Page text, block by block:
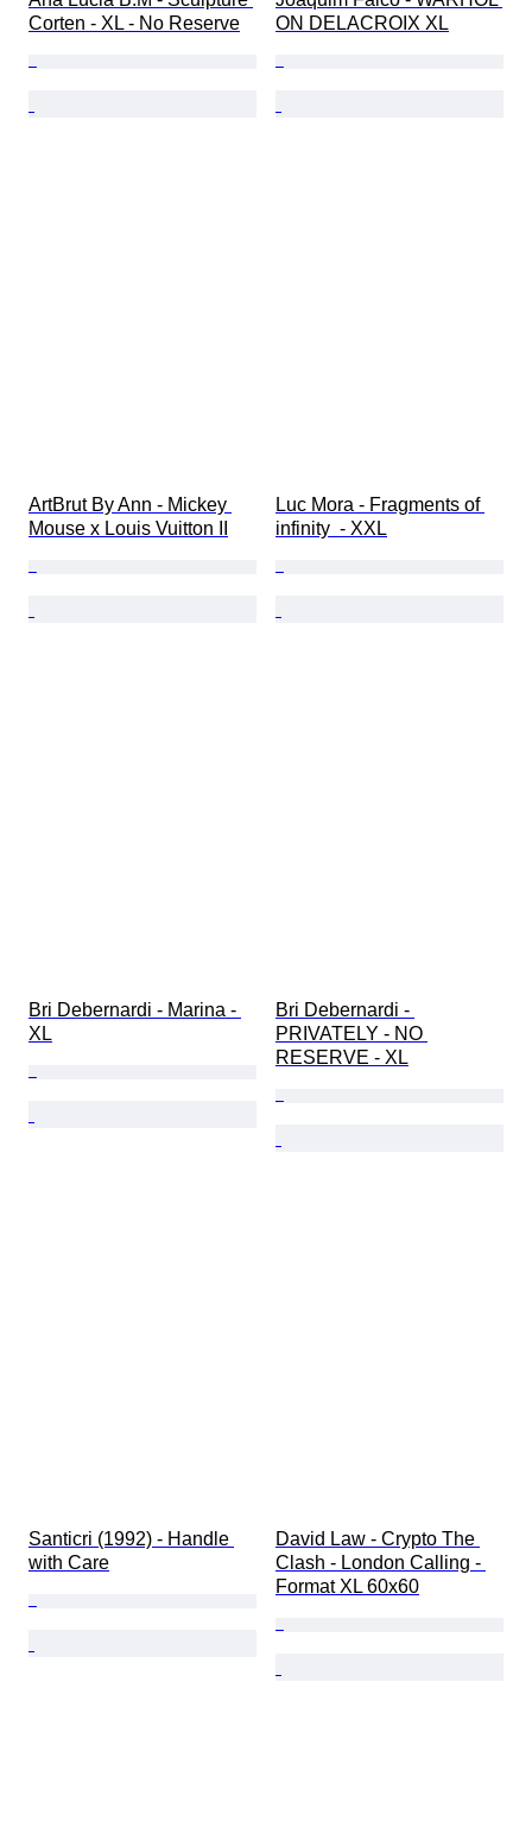
Corten - XL - No Reserve
ON DELACROIX XL
ArtBrut By Ann - Mickey
Mouse x Louis Vuitton II
Luc Mora - Fragments of
infinity  - XXL
Bri Debernardi - Marina -
XL
Bri Debernardi -
PRIVATELY - NO
RESERVE - XL
Santicri (1992) - Handle
with Care
David Law - Crypto The
Clash - London Calling -
Format XL 60x60